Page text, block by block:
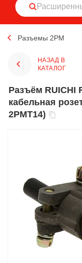
Разъемы 2РМ
НАЗАД В
КАТАЛОГ
Разъём RUICHI RM14-4-ZTK-S-D блочно-
кабельная
2РМТ14)